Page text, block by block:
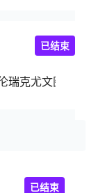
瑞克尤文图斯U23
已结束
已结束